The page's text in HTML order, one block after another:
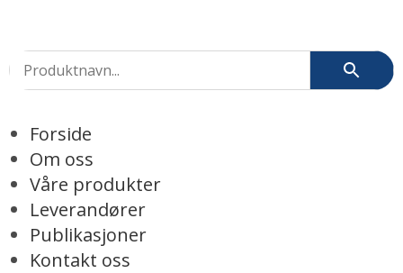
Forside
Om oss
Våre produkter
Leverandører
Publikasjoner
Kontakt oss